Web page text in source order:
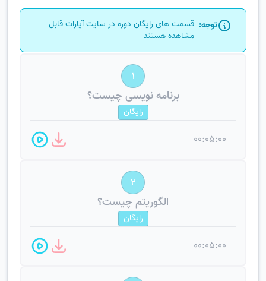
توجه: قسمت های رایگان دوره در سایت آپارات قابل
مشاهده هستند
1
برنامه نویسی چیست؟
رایگان
00:05:00
2
الگوریتم چیست؟
رایگان
00:05:00